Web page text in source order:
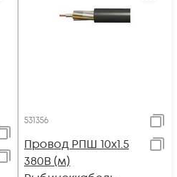
531356
Провод РПШ 10х1.5
380В (м)